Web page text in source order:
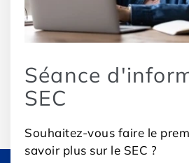
Séance
SEC
Souhaitez-vous faire le
savoir plus sur le SEC ?